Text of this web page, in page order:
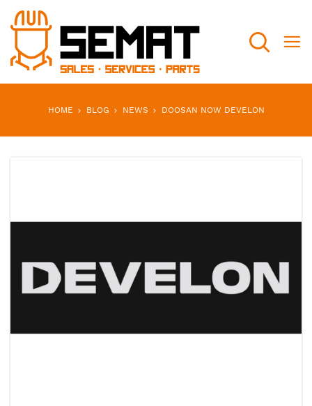
Search
HOME BLOG NEWS DOOSAN NOW DEVELON